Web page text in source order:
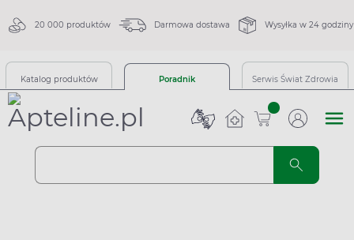
20 000 produktów Darmowa dostawa Wysyłka w 24 godziny
Katalog produktów Poradnik Serwis Świat Zdrowia
sztuk